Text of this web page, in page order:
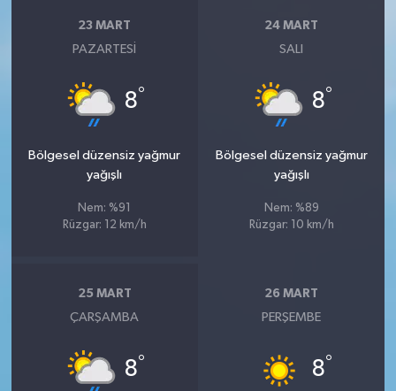
23 MART
PAZARTESI
8°
Bölgesel düzensiz yağmur
yağışlı
Nem: %91
Rüzgar: 12 km/h
24 MART
SALI
8°
Bölgesel düzensiz yağmur
yağışlı
Nem: %89
Rüzgar: 10 km/h
25 MART
ÇARŞAMBA
8°
26 MART
PERŞEMBE
8°